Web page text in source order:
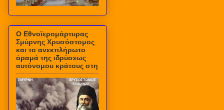
Ο Εθνοϊερομάρτυρας
Σμύρνης Χρυσόστομος
και το ανεκπλήρωτο
όραμά της ιδρύσεως
αυτόνομου κράτους στη